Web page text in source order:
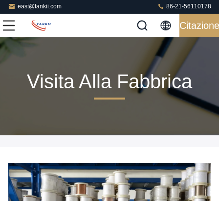
east@tankii.com 86-21-56110178
Citazione
Visita Alla Fabbrica